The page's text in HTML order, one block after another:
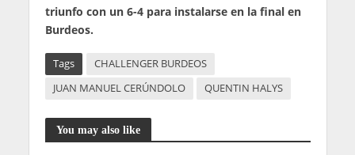
triunfo con un 6-4 para instalarse en la final en
Burdeos.
Tags
CHALLENGER BURDEOS
JUAN MANUEL CERÚNDOLO
QUENTIN HALYS
You may also like